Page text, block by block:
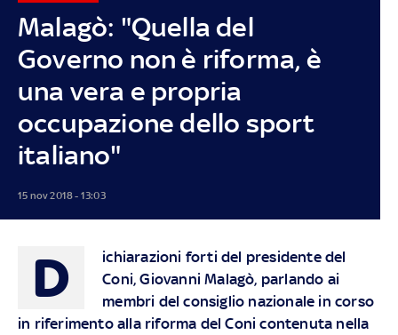
Malagò: "Quella del
Governo non è riforma, è
una vera e propria
occupazione dello sport
italiano"
15 nov 2018 - 13:03
D
ichiarazioni forti del presidente del
Coni, Giovanni Malagò, parlando ai
membri del consiglio nazionale in corso
in riferimento alla riforma del Coni contenuta nella